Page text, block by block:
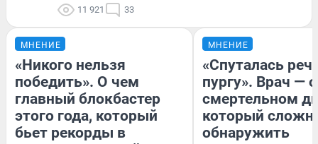
11 921 33
МНЕНИЕ
«Никого нельзя
победить». О чем
главный блокбастер
этого года, который
бьет рекорды в
МНЕНИЕ
«Спуталась
пургу». Врач — о
смертельном
который
обнаружить